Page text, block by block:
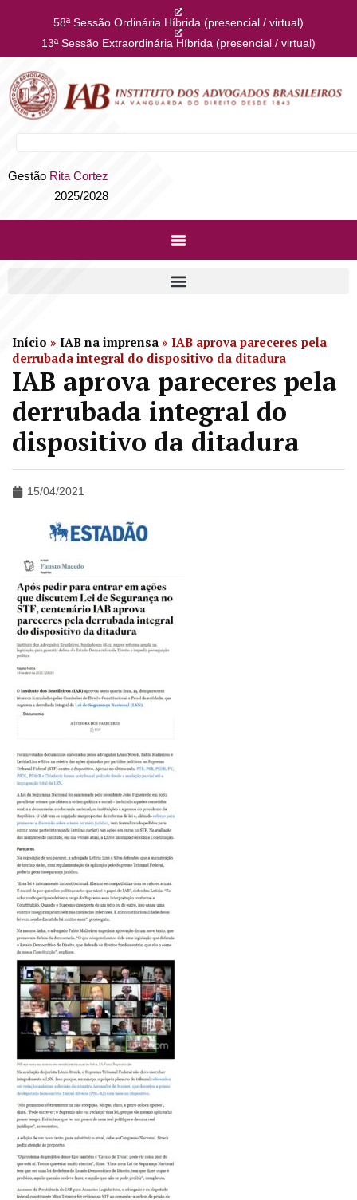
58ª Sessão Ordinária Híbrida (presencial / virtual)
13ª Sessão Extraordinária Híbrida (presencial / virtual)
Gestão Rita Cortez
2025/2028
Início » IAB na imprensa » IAB aprova pareceres pela
derrubada integral do dispositivo da ditadura
IAB aprova pareceres pela
derrubada integral do
dispositivo da ditadura
15/04/2021